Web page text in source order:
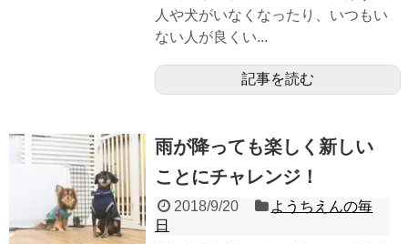
人や犬がいなくなったり、いつもい
ない人が良くい...
記事を読む
雨が降っても楽しく新しい
ことにチャレンジ！
2018/9/20
ようちえんの毎
日